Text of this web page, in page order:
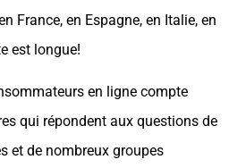
France, en Espagne, en Italie, en
est longue!
en ligne compte
qui répondent aux questions de
et de nombreux groupes